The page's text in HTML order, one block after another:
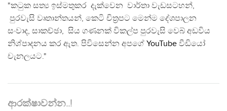
"කටුක සත්‍ය ඉස්මතුකර දැක්වෙන වාර්තා වැඩසටහන්,
පුරවැසි වෘතාන්තයන්, කෙටි චිත්‍රපට මෙන්ම දේශපාලන
සංවාද, සාකච්ඡා, සිය ගණනක් විකල්ප පුරවැසි වෙබ් අඩවිය
නිශ්පාදනය කර ඇත. පිවිසෙන්න අපගේ YouTube වීඩියෝ
චැනලයට."
ආරක්ෂාවන්න..!